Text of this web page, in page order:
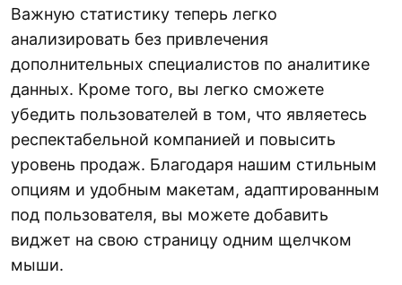
Важную статистику теперь легко
анализировать без привлечения
дополнительных специалистов по аналитике
данных. Кроме того, вы легко сможете
убедить пользователей в том, что являетесь
респектабельной компанией и повысить
уровень продаж. Благодаря нашим стильным
опциям и удобным макетам, адаптированным
под пользователя, вы можете добавить
виджет на свою страницу одним щелчком
мыши.